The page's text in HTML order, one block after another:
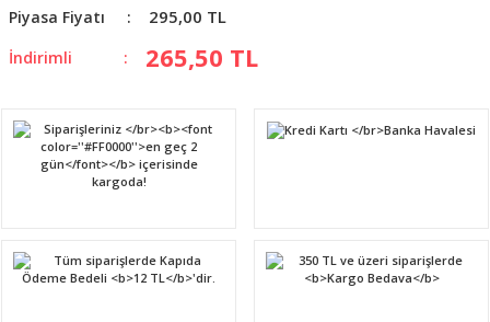
Piyasa Fiyatı 295,00 TL
İndirimli 265,50 TL